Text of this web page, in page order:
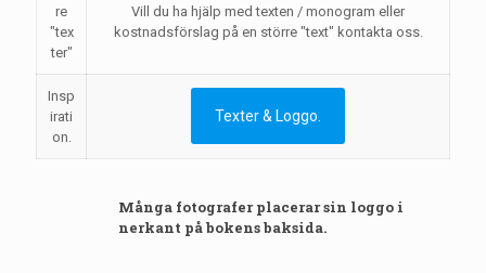
re
"tex
ter"
Vill du ha hjälp med texten / monogram eller
kostnadsförslag på en större "text" kontakta oss.
Insp
irati
on.
Texter & Loggo.
Många fotografer placerar sin loggo i
nerkant på bokens baksida.